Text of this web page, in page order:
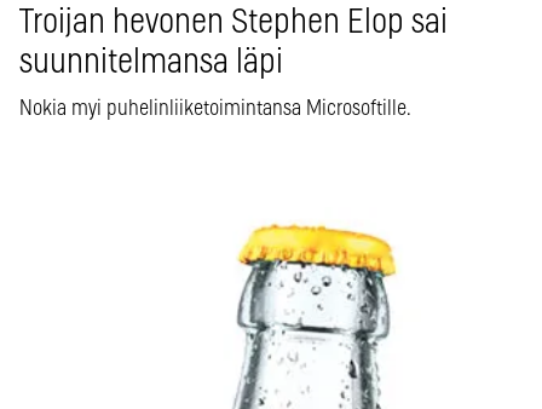
Troijan hevonen Stephen Elop sai
suunnitelmansa läpi
Nokia myi puhelinliiketoimintansa Microsoftille.